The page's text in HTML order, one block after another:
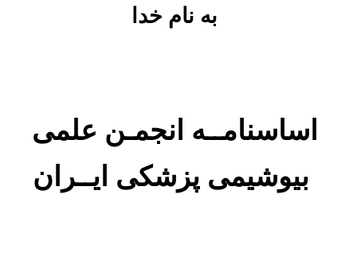
به نام خدا
اساسنامــه انجمـن علمی
بیوشیمی پزشکی ایــران